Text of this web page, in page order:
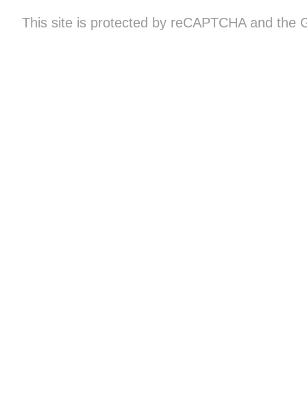
This site is protected by reCAPTCHA and the